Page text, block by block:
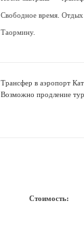
Свободное время. Отдых
Таормину.
Трансфер в аэропорт
Возможно продление
Стоимость: